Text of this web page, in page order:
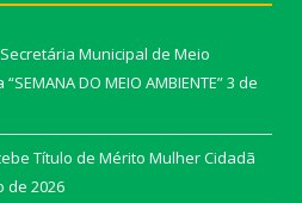
Municipal de Meio
DO MEIO AMBIENTE”3 de
Título de Mérito Mulher Cidadã
de 2026